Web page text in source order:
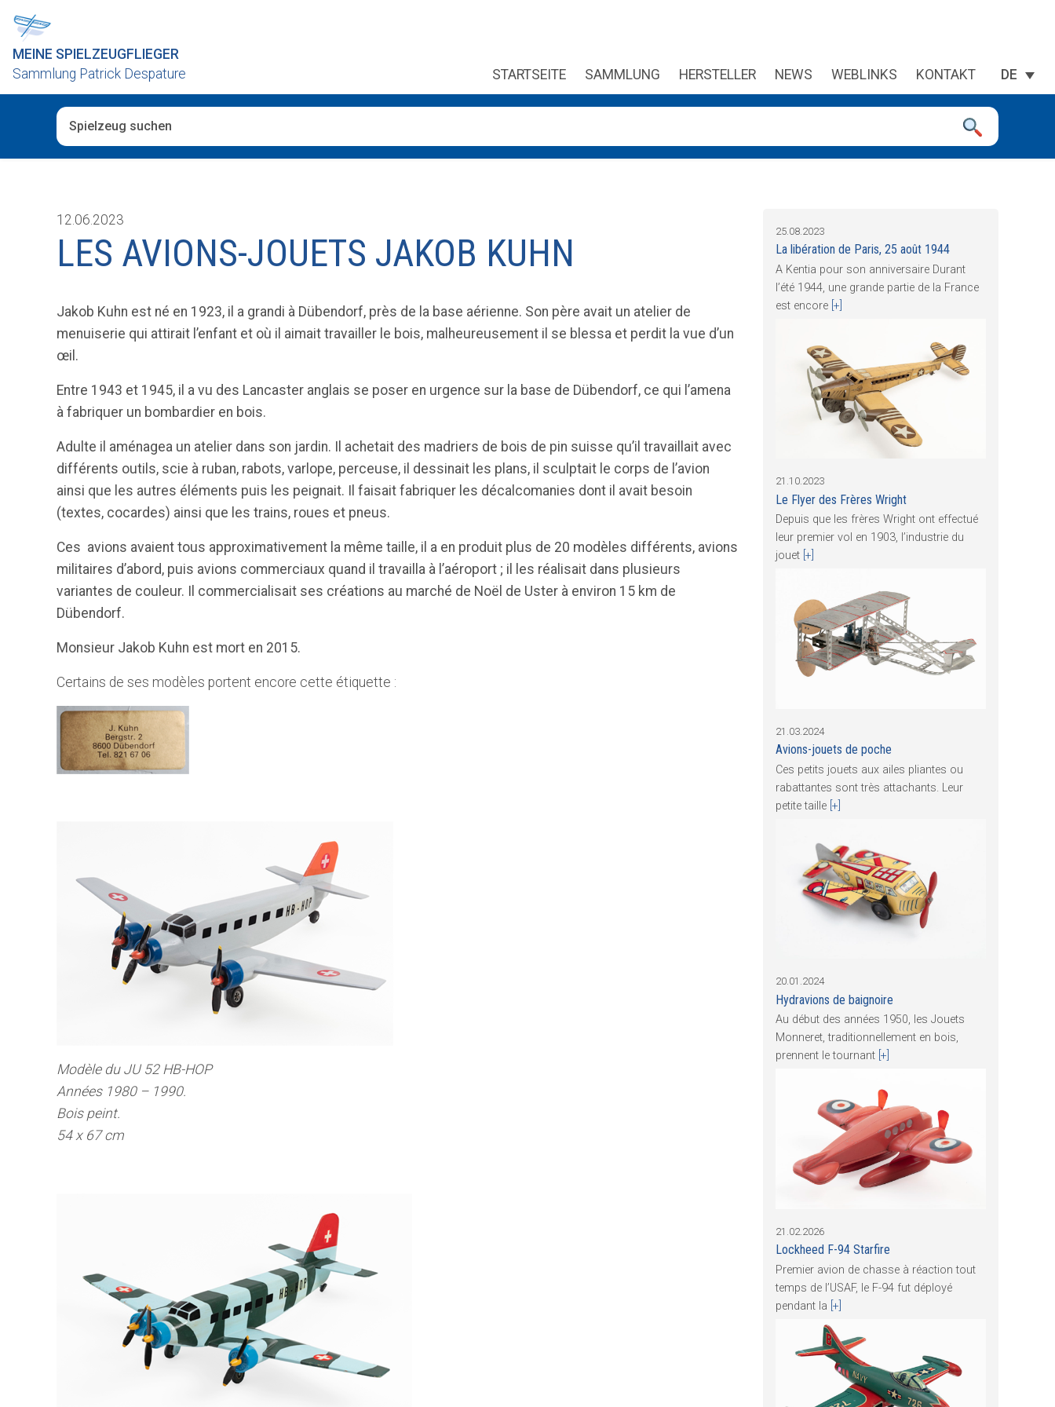
MEINE SPIELZEUGFLIEGER
Sammlung Patrick Despature
STARTSEITE SAMMLUNG HERSTELLER NEWS WEBLINKS KONTAKT DE
12.06.2023
LES AVIONS-JOUETS JAKOB KUHN
Jakob Kuhn est né en 1923, il a grandi à Dübendorf, près de la base aérienne. Son père avait un atelier de
menuiserie qui attirait l’enfant et où il aimait travailler le bois, malheureusement il se blessa et perdit la vue d’un
œil.
Entre 1943 et 1945, il a vu des Lancaster anglais se poser en urgence sur la base de Dübendorf, ce qui l’amena
à fabriquer un bombardier en bois.
Adulte il aménagea un atelier dans son jardin. Il achetait des madriers de bois de pin suisse qu’il travaillait avec
différents outils, scie à ruban, rabots, varlope, perceuse, il dessinait les plans, il sculptait le corps de l’avion
ainsi que les autres éléments puis les peignait. Il faisait fabriquer les décalcomanies dont il avait besoin
(textes, cocardes) ainsi que les trains, roues et pneus.
Ces avions avaient tous approximativement la même taille, il a en produit plus de 20 modèles différents, avions
militaires d’abord, puis avions commerciaux quand il travailla à l’aéroport ; il les réalisait dans plusieurs
variantes de couleur. Il commercialisait ses créations au marché de Noël de Uster à environ 15 km de
Dübendorf.
Monsieur Jakob Kuhn est mort en 2015.
Certains de ses modèles portent encore cette étiquette :
Modèle du JU 52 HB-HOP
Années 1980 – 1990.
Bois peint.
54 x 67 cm
25.08.2023
La libération de Paris, 25 août 1944
A Kentia pour son anniversaire Durant
l’été 1944, une grande partie de la France
est encore [+]
21.10.2023
Le Flyer des Frères Wright
Depuis que les frères Wright ont effectué
leur premier vol en 1903, l’industrie du
jouet [+]
21.03.2024
Avions-jouets de poche
Ces petits jouets aux ailes pliantes ou
rabattantes sont très attachants. Leur
petite taille [+]
20.01.2024
Hydravions de baignoire
Au début des années 1950, les Jouets
Monneret, traditionnellement en bois,
prennent le tournant [+]
21.02.2026
Lockheed F-94 Starfire
Premier avion de chasse à réaction tout
temps de l’USAF, le F-94 fut déployé
pendant la [+]